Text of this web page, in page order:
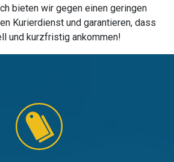
bieten wir gegen einen geringen
Kurierdienst und garantieren, dass
und kurzfristig ankommen!